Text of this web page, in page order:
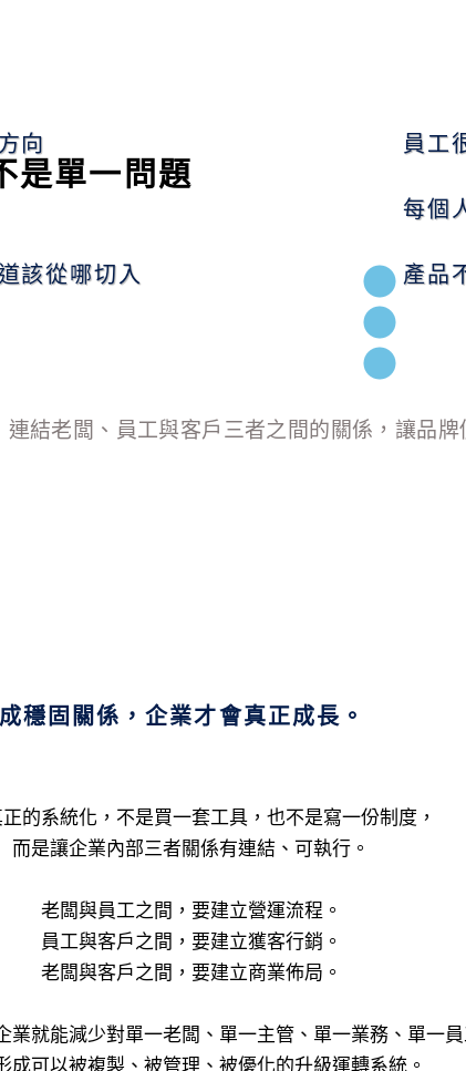
是單一問題
向
該從哪切入
員工
每個
產品
結老闆、員工與客戶三者之間的關係，讓品牌
穩固關係，企業才會真正成長。
的系統化，不是買一套工具，也不是寫一份制度，
而是讓企業內部三者關係有連結、可執行。
老闆與員工之間，要建立營運流程。
員工與客戶之間，要建立獲客行銷。
老闆與客戶之間，要建立商業佈局。
業就能減少對單一老闆、單一主管、單一業務、單一員
成可以被複製、被管理、被優化的升級運轉系統。